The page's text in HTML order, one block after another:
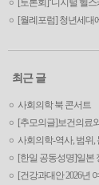
[토론회]‘디지털 헬
[월례포럼] 청년세대
최근 글
사회의학 북 콘서트
[추모의글]보건의료
사회의학-역사, 범위,
[한일 공동성명]일본
[건강과대안 2026년